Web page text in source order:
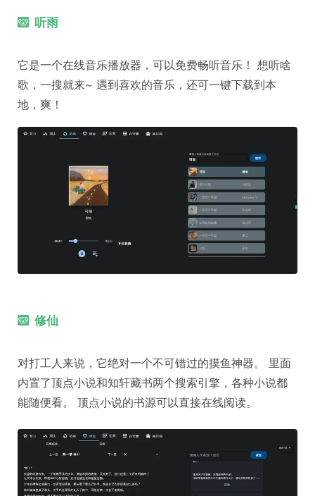
听雨
它是一个在线音乐播放器，可以免费畅听音乐！ 想听啥
歌，一搜就来~ 遇到喜欢的音乐，还可一键下载到本
地，爽！
修仙
对打工人来说，它绝对一个不可错过的摸鱼神器。 里面
内置了顶点小说和知轩藏书两个搜索引擎，各种小说都
能随便看。 顶点小说的书源可以直接在线阅读。